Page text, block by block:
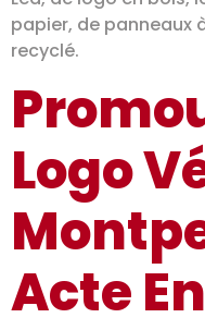
papier, de panneaux
recyclé.
Logo
Acte